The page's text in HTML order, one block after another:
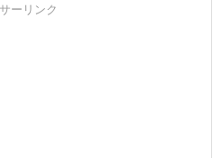
ーリンク